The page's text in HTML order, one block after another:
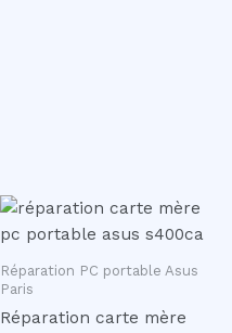
Réparation PC portable Asus
Paris
Réparation carte mère